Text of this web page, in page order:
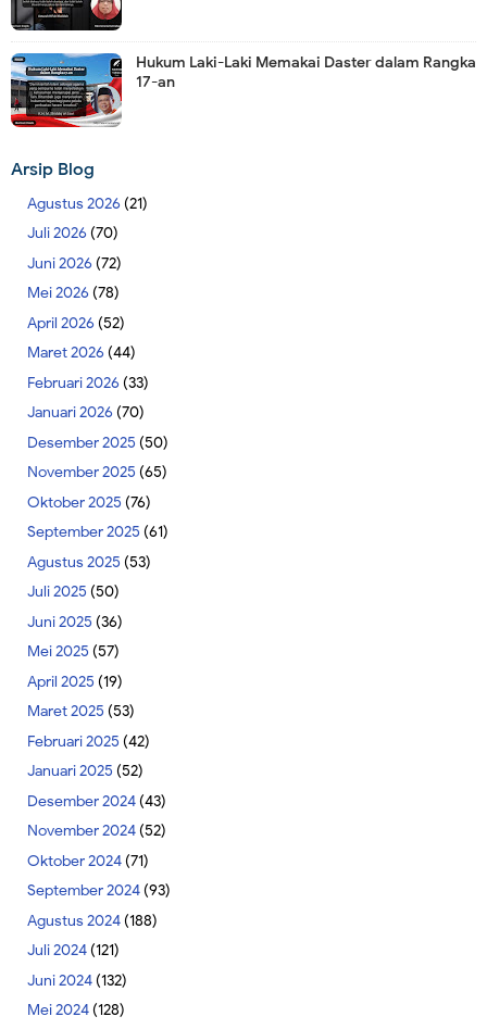
Hukum Laki-Laki Memakai Daster dalam Rangka
17-an
Arsip Blog
Agustus 2026 (21)
Juli 2026 (70)
Juni 2026 (72)
Mei 2026 (78)
April 2026 (52)
Maret 2026 (44)
Februari 2026 (33)
Januari 2026 (70)
Desember 2025 (50)
November 2025 (65)
Oktober 2025 (76)
September 2025 (61)
Agustus 2025 (53)
Juli 2025 (50)
Juni 2025 (36)
Mei 2025 (57)
April 2025 (19)
Maret 2025 (53)
Februari 2025 (42)
Januari 2025 (52)
Desember 2024(43)
November 2024(52)
Oktober 2024(71)
September 2024(93)
Agustus 2024(188)
Juli 2024(121)
Juni 2024(132)
Mei 2024(128)